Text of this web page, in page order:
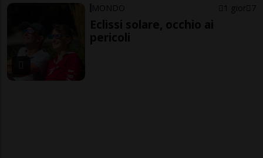
MONDO 1 gior 7
Eclissi solare, occhio ai
pericoli